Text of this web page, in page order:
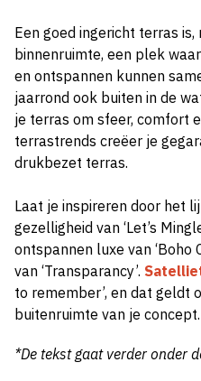
Een goed ingericht terras
binnenruimte, een plek
en ontspannen kunnen
jaarrond ook buiten in de
je terras om sfeer, comfort
terrastrends creëer je
drukbezet terras.
Laat je inspireren door het
gezelligheid van ‘Let’s
ontspannen luxe van ‘Boho
van ‘Transparancy’.
to remember’, en dat geldt
buitenruimte van je concept.
*De tekst gaat verder onder